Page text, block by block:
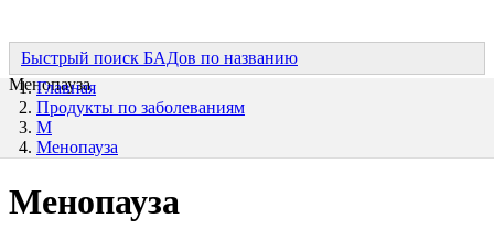
Быстрый поиск БАДов по названию
Менопауза
Главная
Продукты по заболеваниям
М
Менопауза
Менопауза